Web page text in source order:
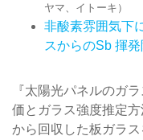
ヤマ、イトーキ）
非酸素雰囲気下
スからのSb 揮
『太陽光パネルのガ
価とガラス強度推定
から回収した板ガラ